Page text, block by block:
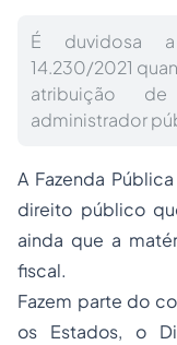
É duvidosa
14.230/2021
atribuição
administrador
A Fazenda
direito público
ainda que a
fiscal.
Fazem parte do
os Estados, o